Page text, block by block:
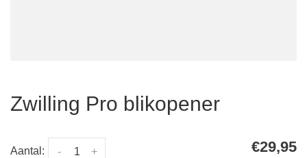
Zwilling Pro blikopener
Aantal: +
- €29,95